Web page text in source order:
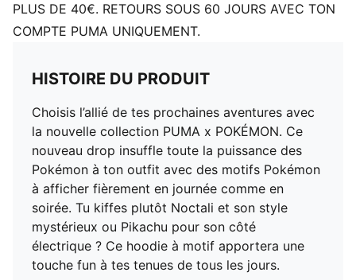
PLUS DE 40€. RETOURS SOUS 60 JOURS AVEC TON
COMPTE PUMA UNIQUEMENT.
HISTOIRE DU PRODUIT
Choisis l’allié de tes prochaines aventures avec
la nouvelle collection PUMA x POKÉMON. Ce
nouveau drop insuffle toute la puissance des
Pokémon à ton outfit avec des motifs Pokémon
à afficher fièrement en journée comme en
soirée. Tu kiffes plutôt Noctali et son style
mystérieux ou Pikachu pour son côté
électrique ? Ce hoodie à motif apportera une
touche fun à tes tenues de tous les jours.